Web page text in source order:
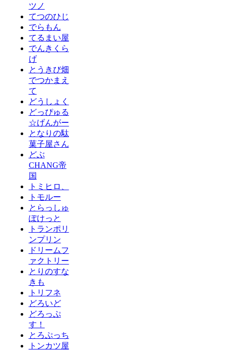
ツノ
てつのひじ
でらもん
てるまい屋
でんきくら
げ
とうきび畑
でつかまえ
て
どうしょく
どっぴゅる
☆げんがー
となりの駄
菓子屋さん
どぶ
CHANG帝
国
トミヒロ、
トモルー
とらっしゅ
ぽけっと
トランポリ
ンプリン
ドリームフ
ァクトリー
とりのすな
きも
トリフネ
どろいど
どろっぷ
す！
とろぷっち
トンカツ屋